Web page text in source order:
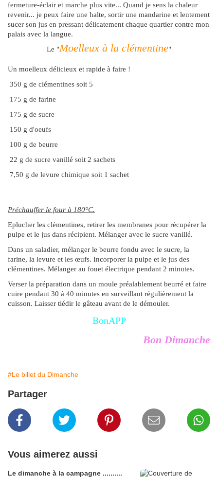
fermeture-éclair et marche plus vite... Quand je sens la chaleur
revenir... je peux faire une halte, sortir une mandarine et lentement
sucer son jus en pressant délicatement chaque quartier contre mon
palais avec la langue.
Le "Moelleux à la clémentine"
Un moelleux délicieux et rapide à faire !
350 g de clémentines soit 5
175 g de farine
175 g de sucre
150 g d'oeufs
100 g de beurre
22 g de sucre vanillé soit 2 sachets
7,50 g de levure chimique soit 1 sachet
Préchauffer le four à 180°C.
Eplucher les clémentines, retirer les membranes pour récupérer la
pulpe et le jus dans récipient. Mélanger avec le sucre vanillé.
Dans un saladier, mélanger le beurre fondu avec le sucre, la
farine, la levure et les œufs. Incorporer la pulpe et le jus des
clémentines. Mélanger au fouet électrique pendant 2 minutes.
Verser la préparation dans un moule préalablement beurré et faire
cuire pendant 30 à 40 minutes en surveillant régulièrement la
cuisson. Laisser tiédir le gâteau avant de le démouler.
BonAPP
Bon Dimanche
#Le billet du Dimanche
Partager
Vous aimerez aussi
Le dimanche à la campagne ..........